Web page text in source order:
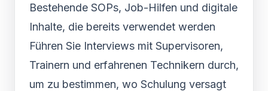
Bestehende SOPs, Job-Hilfen und digitale
Inhalte, die bereits verwendet werden
Führen Sie Interviews mit Supervisoren,
Trainern und erfahrenen Technikern durch,
um zu bestimmen, wo Schulung versagt